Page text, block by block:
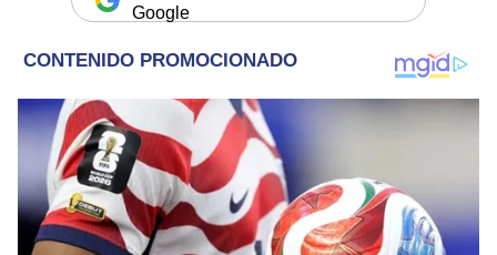
Google